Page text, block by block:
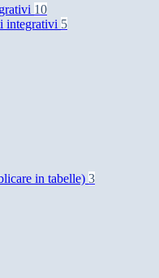
10
integrativi 5
in tabelle) 3